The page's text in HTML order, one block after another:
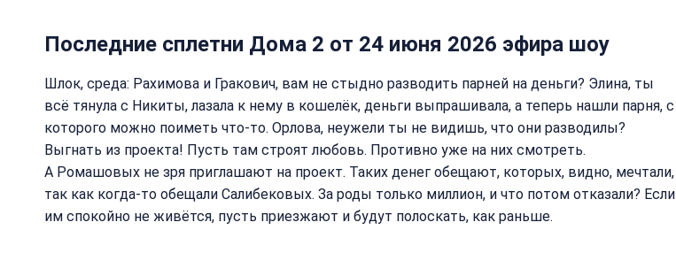
Последние сплетни Дома 2 от 24 июня 2026 эфира шоу
Шлок, среда: Рахимова и Гракович, вам не стыдно разводить парней на деньги? Элина, ты
всё тянула с Никиты, лазала к нему в кошелёк, деньги выпрашивала, а теперь нашли парня, с
которого можно поиметь что-то. Орлова, неужели ты не видишь, что они разводилы?
Выгнать из проекта! Пусть там строят любовь. Противно уже на них смотреть.
А Ромашовых не зря приглашают на проект. Таких денег обещают, которых, видно, мечтали,
так как когда-то обещали Салибековых. За роды только миллион, и что потом отказали? Если
им спокойно не живётся, пусть приезжают и будут полоскать, как раньше.